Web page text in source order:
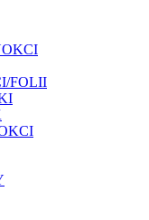
FOLII